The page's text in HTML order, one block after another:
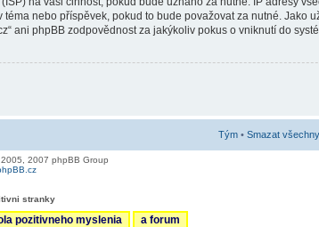
nebo příspěvek, pokud to bude považovat za nutné. Jako
ani phpBB zodpovědnost za jakýkoliv pokus o vniknutí do
Tým • Smazat
2007 phpBB Group
stranky
pozitivneho myslenia a forum